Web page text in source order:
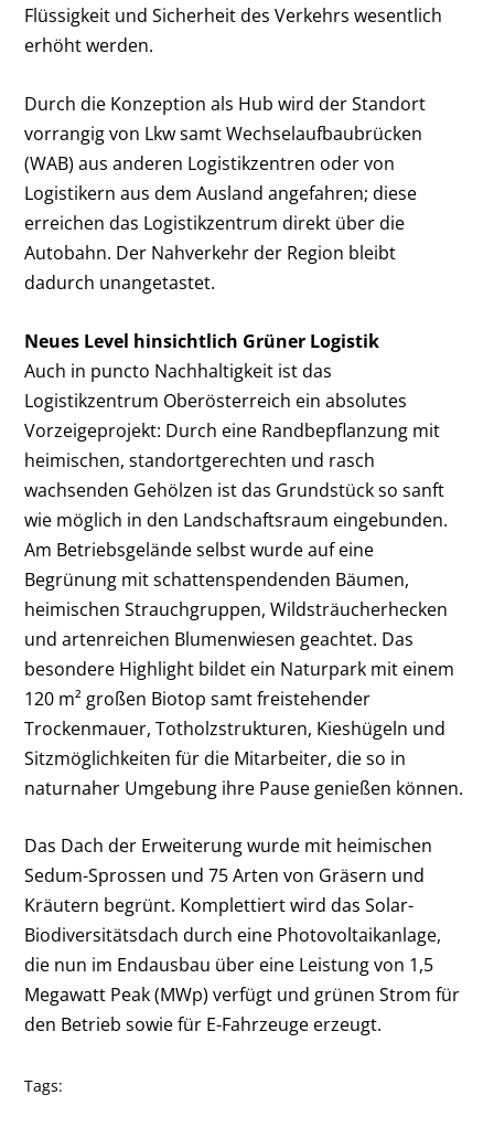
Flüssigkeit und Sicherheit des Verkehrs wesentlich
erhöht werden.
Durch die Konzeption als Hub wird der Standort
vorrangig von Lkw samt Wechselaufbaubrücken
(WAB) aus anderen Logistikzentren oder von
Logistikern aus dem Ausland angefahren; diese
erreichen das Logistikzentrum direkt über die
Autobahn. Der Nahverkehr der Region bleibt
dadurch unangetastet.
Neues Level hinsichtlich Grüner Logistik
Auch in puncto Nachhaltigkeit ist das
Logistikzentrum Oberösterreich ein absolutes
Vorzeigeprojekt: Durch eine Randbepflanzung mit
heimischen, standortgerechten und rasch
wachsenden Gehölzen ist das Grundstück so sanft
wie möglich in den Landschaftsraum eingebunden.
Am Betriebsgelände selbst wurde auf eine
Begrünung mit schattenspendenden Bäumen,
heimischen Strauchgruppen, Wildsträucherhecken
und artenreichen Blumenwiesen geachtet. Das
besondere Highlight bildet ein Naturpark mit einem
120 m² großen Biotop samt freistehender
Trockenmauer, Totholzstrukturen, Kieshügeln und
Sitzmöglichkeiten für die Mitarbeiter, die so in
naturnaher Umgebung ihre Pause genießen können.
Das Dach der Erweiterung wurde mit heimischen
Sedum-Sprossen und 75 Arten von Gräsern und
Kräutern begrünt. Komplettiert wird das Solar-
Biodiversitätsdach durch eine Photovoltaikanlage,
die nun im Endausbau über eine Leistung von 1,5
Megawatt Peak (MWp) verfügt und grünen Strom für
den Betrieb sowie für E-Fahrzeuge erzeugt.
Tags: